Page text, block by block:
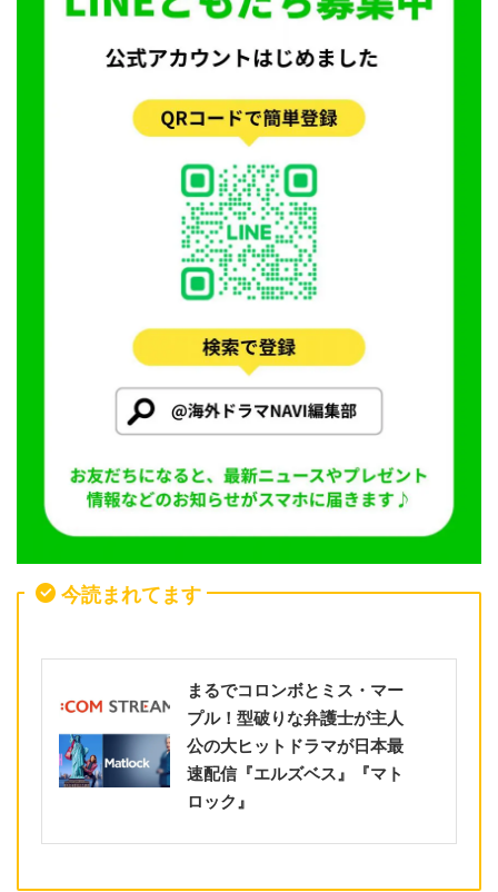
今読まれてます
まるでコロンボとミス・マー
プル！型破りな弁護士が主人
公の大ヒットドラマが日本最
速配信『エルズベス』『マト
ロック』